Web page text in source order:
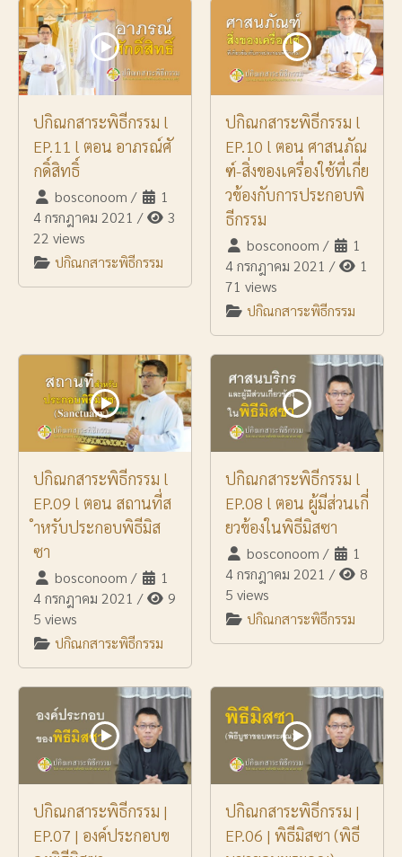
ปกิณกสาระพิธีกรรม l
EP.11 l ตอน อาภรณ์ศั
กดิ์สิทธิ์
bosconoom /
1
4 กรกฎาคม 2021 /
3
22 views
ปกิณกสาระพิธีกรรม
ปกิณกสาระพิธีกรรม l
EP.10 l ตอน ศาสนภัณ
ฑ์-สิ่งของเครื่องใช้ที่เกี่ย
วข้องกับการประกอบพิ
ธีกรรม
bosconoom /
1
4 กรกฎาคม 2021 /
1
71 views
ปกิณกสาระพิธีกรรม
ปกิณกสาระพิธีกรรม l
EP.09 l ตอน สถานที่ส
ำหรับประกอบพิธีมิส
ซา
bosconoom /
1
4 กรกฎาคม 2021 /
9
5 views
ปกิณกสาระพิธีกรรม
ปกิณกสาระพิธีกรรม l
EP.08 l ตอน ผู้มีส่วนเกี่
ยวข้องในพิธีมิสซา
bosconoom /
1
4 กรกฎาคม 2021 /
8
5 views
ปกิณกสาระพิธีกรรม
ปกิณกสาระพิธีกรรม |
EP.07 | องค์ประกอบข
ปกิณกสาระพิธีกรรม |
EP.06 | พิธีมิสซา (พิธี